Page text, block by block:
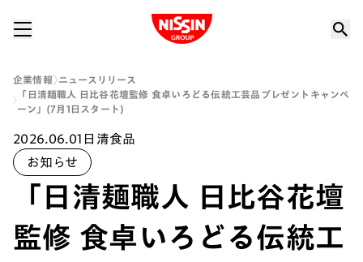
Nissin Group
企業情報
ニュースリリース
「日清麺職人 日比谷花壇監修 食卓いろどる伝統工芸品プレゼントキャンペ
ーン」(7月1日スタート)
2026.06.01 日清食品
お知らせ
「日清麺職人 日比谷花壇
監修 食卓いろどる伝統工